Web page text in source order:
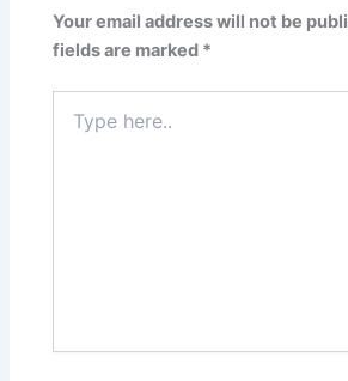
Your email address will not be
fields are marked *
here..